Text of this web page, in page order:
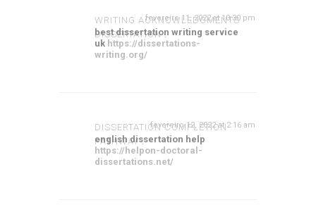
WRITING ACKNOWLEDGMENTS
DISSERTATION:
fevereiro 11, 2022 at 10:30 pm
best dissertation writing service
uk https://dissertations-
writing.org/
DISSERTATION COMPLETION
PATHWAY:
fevereiro 12, 2022 at 2:16 am
english dissertation help
https://helpon-doctoral-
dissertations.net/